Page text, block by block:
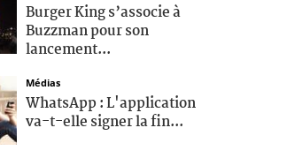
Burger King s’associe à
Buzzman pour son
lancement...
Médias
WhatsApp : L'application
va-t-elle signer la fin...